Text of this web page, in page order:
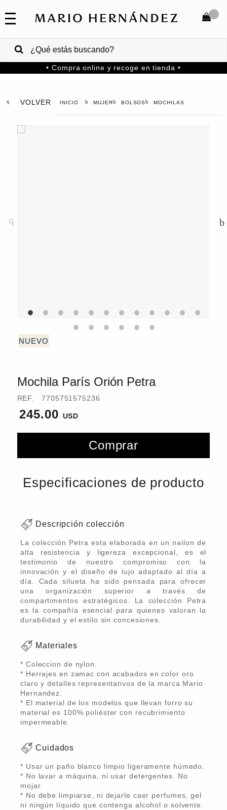
COLECCIONES
VENTAS
CORPORATIVAS
COMPRAR
• Compra online y recoge en tienda •
VOLVER MUJER BOLSOS MOCHILAS
Mochila París Orión Petra
REF. 7705751575236
245.00
Comprar
Especificaciones de producto
Descripción colección
La colección Petra esta elaborada en un nailon de
alta resistencia y ligereza excepcional, es el
testimonio de nuestro compromiso con la
innovación y el diseño de lujo adaptado al día a
día. Cada silueta ha sido pensada para ofrecer
una organización superior a través de
compartimentos estratégicos. La colección Petra
es la compañía esencial para quienes valoran la
durabilidad y el estilo sin concesiones.
Materiales
* Coleccion de nylon.
* Herrajes en zamac con acabados en color oro
claro y detalles representativos de la marca Mario
Hernandez.
* El material de los modelos que llevan forro su
material es 100% poliéster con recubrimiento
impermeable.
Cuidados
* Usar un paño blanco limpio ligeramente húmedo.
* No lavar a máquina, ni usar detergentes. No
mojar.
* No debe limpiarse, ni dejarle caer perfumes, gel
ni ningún líquido que contenga alcohol o solvente.